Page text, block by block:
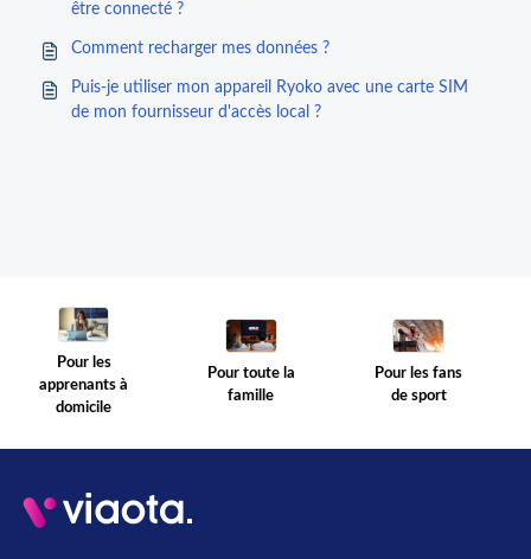
être connecté ?
Comment recharger mes données ?
Puis-je utiliser mon appareil Ryoko avec une carte SIM
de mon fournisseur d'accès local ?
Pour les
apprenants à
domicile
Pour toute la
famille
Pour les fans
de sport